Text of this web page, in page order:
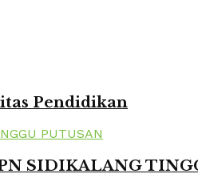
Pendidikan
SIDIKALANG